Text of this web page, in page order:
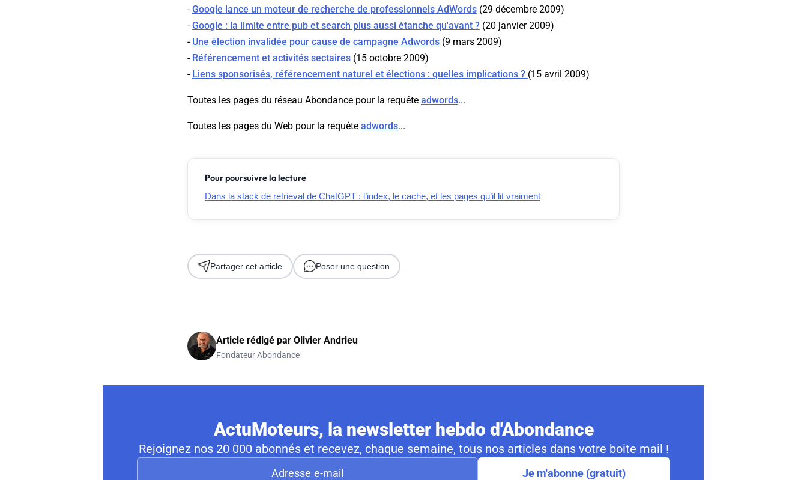
-Google lance un moteur de recherche de professionnels AdWords (29 décembre 2009)
-Google : la limite entre pub et search plus aussi étanche qu'avant ? (20 janvier 2009)
- Une élection invalidée pour cause de campagne Adwords (9 mars 2009)
- Référencement et activités sectaires (15 octobre 2009)
- Liens sponsorisés, référencement naturel et élections : quelles implications ? (15 avril 2009)
Toutes les pages du réseau Abondance pour la requête adwords...
Toutes les pages du Web pour la requête adwords...
Pour poursuivre la lecture
Dans la stack de retrieval de ChatGPT : l’index, le cache, et les pages qu’il lit vraiment
Partager cet article Poser une question
Article rédigé par Olivier Andrieu
Fondateur Abondance
ActuMoteurs, la newsletter hebdo d'Abondance
Rejoignez nos 20 000 abonnés et recevez, chaque semaine, tous nos articles dans votre boite mail !
Je m'abonne (gratuit)